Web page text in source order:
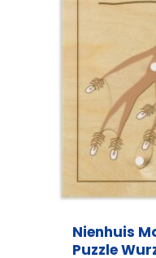
Nienhuis
Puzzle